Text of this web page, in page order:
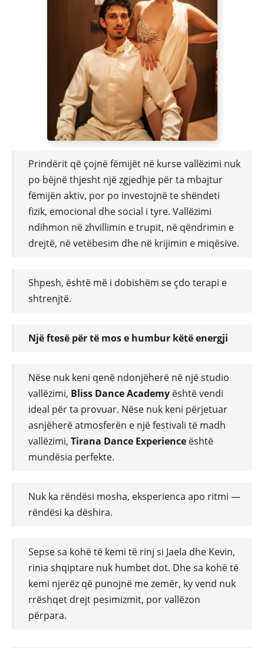
Prindërit që çojnë fëmijët në kurse vallëzimi nuk
po bëjnë thjesht një zgjedhje për ta mbajtur
fëmijën aktiv, por po investojnë te shëndeti
fizik, emocional dhe social i tyre. Vallëzimi
ndihmon në zhvillimin e trupit, në qëndrimin e
drejtë, në vetëbesim dhe në krijimin e miqësive.
Shpesh, është më i dobishëm se çdo terapi e
shtrenjtë.
Një ftesë për të mos e humbur këtë energji
Nëse nuk keni qenë ndonjëherë në një studio
vallëzimi, Bliss Dance Academy është vendi
ideal për ta provuar. Nëse nuk keni përjetuar
asnjëherë atmosferën e një festivali të madh
vallëzimi, Tirana Dance Experience është
mundësia perfekte.
Nuk ka rëndësi mosha, eksperienca apo ritmi —
rëndësi ka dëshira.
Sepse sa kohë të kemi të rinj si Jaela dhe Kevin,
rinia shqiptare nuk humbet dot. Dhe sa kohë të
kemi njerëz që punojnë me zemër, ky vend nuk
rrëshqet drejt pesimizmit, por vallëzon
përpara.